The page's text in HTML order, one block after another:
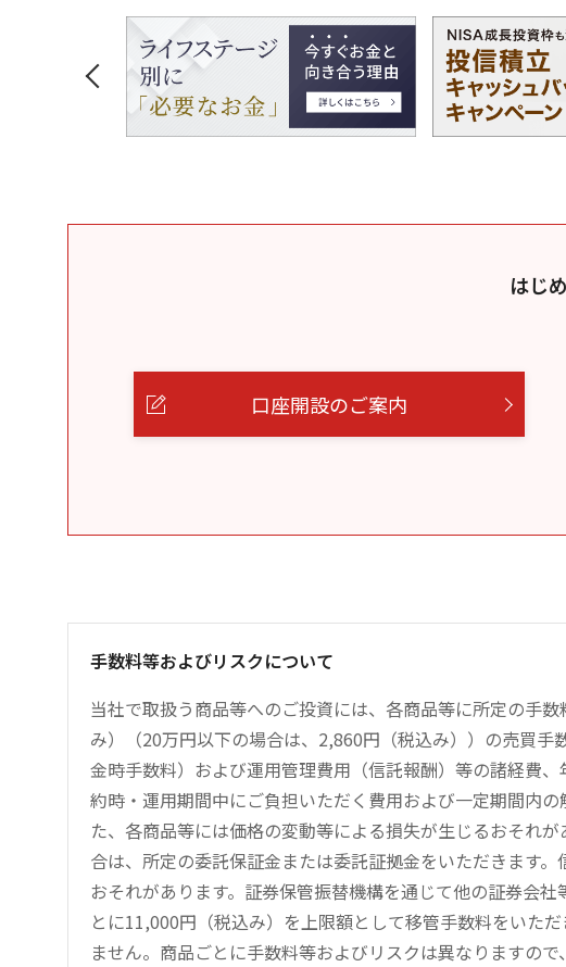
はじ
口座開設のご案内
手数料等およびリスクについて
当社で取扱う商品等へのご投資には、各商品等に所定の手
み）（20万円以下の場合は、2,860円（税込み））の売買
金時手数料）および運用管理費用（信託報酬）等の諸経費
約時・運用期間中にご負担いただく費用および一定期間内
た、各商品等には価格の変動等による損失が生じるおそれ
合は、所定の委託保証金または委託証拠金をいただきます
おそれがあります。証券保管振替機構を通じて他の証券会
とに11,000円（税込み）を上限額として移管手数料をいた
ません。商品ごとに手数料等およびリスクは異なりますの